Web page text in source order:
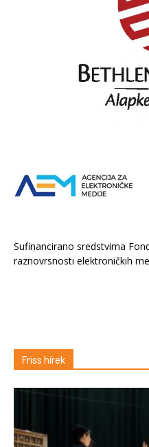
Sufinancirano sredstvima
raznovrsnosti elektroničkih
Friss hírek